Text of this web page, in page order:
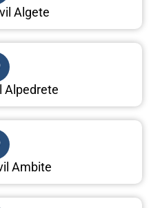
Algete
Alpedrete
Ambite